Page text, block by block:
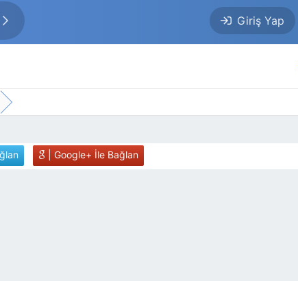
Giriş Yap
| Google+ İle Bağlan